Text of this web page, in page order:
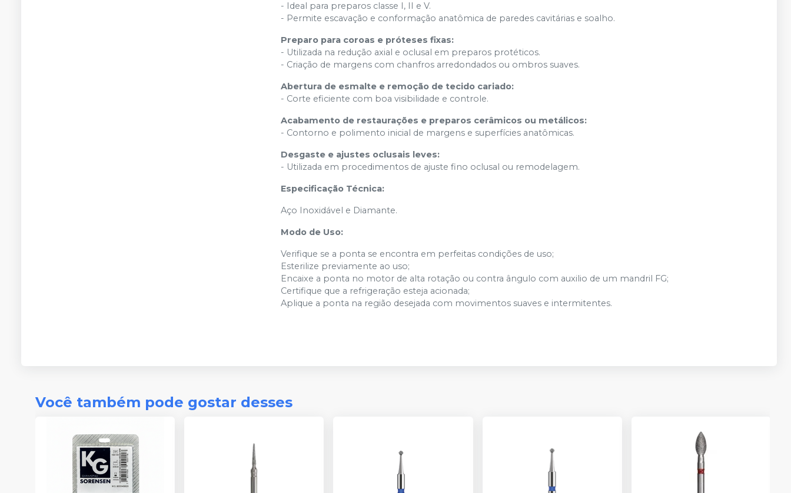
- Ideal para preparos classe I, II e V.
- Permite escavação e conformação anatômica de paredes cavitárias e soalho.
Preparo para coroas e próteses fixas:
- Utilizada na redução axial e oclusal em preparos protéticos.
- Criação de margens com chanfros arredondados ou ombros suaves.
Abertura de esmalte e remoção de tecido cariado:
- Corte eficiente com boa visibilidade e controle.
Acabamento de restaurações e preparos cerâmicos ou metálicos:
- Contorno e polimento inicial de margens e superfícies anatômicas.
Desgaste e ajustes oclusais leves:
- Utilizada em procedimentos de ajuste fino oclusal ou remodelagem.
Especificação Técnica:
Aço Inoxidável e Diamante.
Modo de Uso:
Verifique se a ponta se encontra em perfeitas condições de uso;
Esterilize previamente ao uso;
Encaixe a ponta no motor de alta rotação ou contra ângulo com auxilio de um mandril FG;
Certifique que a refrigeração esteja acionada;
Aplique a ponta na região desejada com movimentos suaves e intermitentes.
Você também pode gostar desses